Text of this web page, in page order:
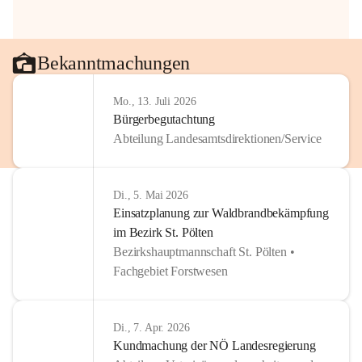
Bekanntmachungen
Mo., 13. Juli 2026
Bürgerbegutachtung
Abteilung Landesamtsdirektionen/Service
Di., 5. Mai 2026
Einsatzplanung zur Waldbrandbekämpfung
im Bezirk St. Pölten
Bezirkshauptmannschaft St. Pölten •
Fachgebiet Forstwesen
Di., 7. Apr. 2026
Kundmachung der NÖ Landesregierung